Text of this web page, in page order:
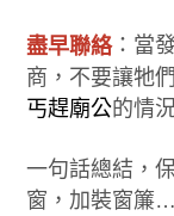
盡早聯絡：當
商，不要讓牠
丐趕廟公的情
一句話總結，
窗，加裝窗簾